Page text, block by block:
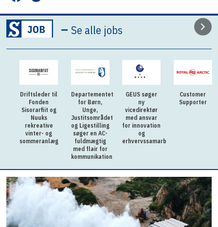
–Se alle jobs
Driftsleder til
Fonden
Sisorarfiit og
Nuuks
rekreative
vinter- og
sommeranlæg
Departementet
for Børn,
Unge,
Justitsområdet
og Ligestilling
søger en AC-
fuldmægtig
med flair for
kommunikation
GEUS søger
ny
vicedirektør
med ansvar
for innovation
og
erhvervssamarbejde
Customer
Supporter